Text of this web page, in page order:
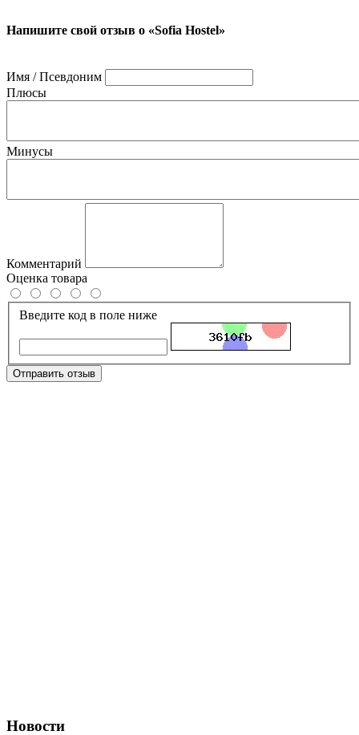
Напишите свой отзыв о «Sofia Hostel»
Имя / Псевдоним
Плюсы
Минусы
Комментарий
Оценка товара
Введите код в поле ниже
Отправить отзыв
Новости